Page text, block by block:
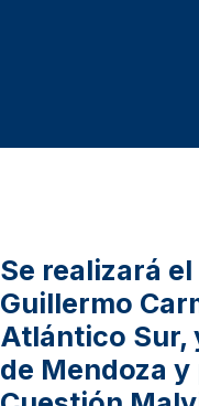
Se realizará
Guillermo
Atlántico Sur,
de Mendoza